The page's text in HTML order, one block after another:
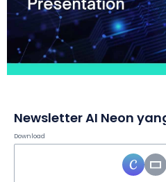
Newsletter AI Neon
Download